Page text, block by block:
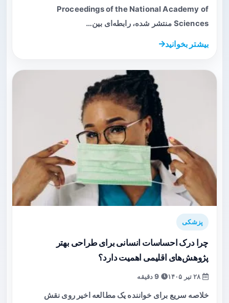
Proceedings of the National Academy of
Sciences منتشر شده، رابطه‌ای بین…
بیشتر بخوانید
پزشکی
چرا درک احساسات انسانی برای طراحی بهتر
پژوهش‌های اقلیمی اهمیت دارد؟
خلاصه سریع برای خواننده یک مطالعه اخیر روی نقش